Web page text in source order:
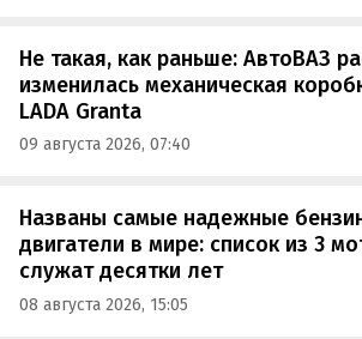
Не такая, как раньше: АвтоВАЗ
изменилась механическая
LADA Granta
09 августа 2026, 07:40
Названы самые надежные
двигатели в мире: список из 3
служат десятки лет
08 августа 2026, 15:05